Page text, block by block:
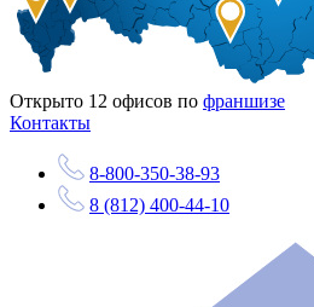
Открыто 12 офисов по франшизе
Контакты
8-800-350-38-93
8 (812) 400-44-10